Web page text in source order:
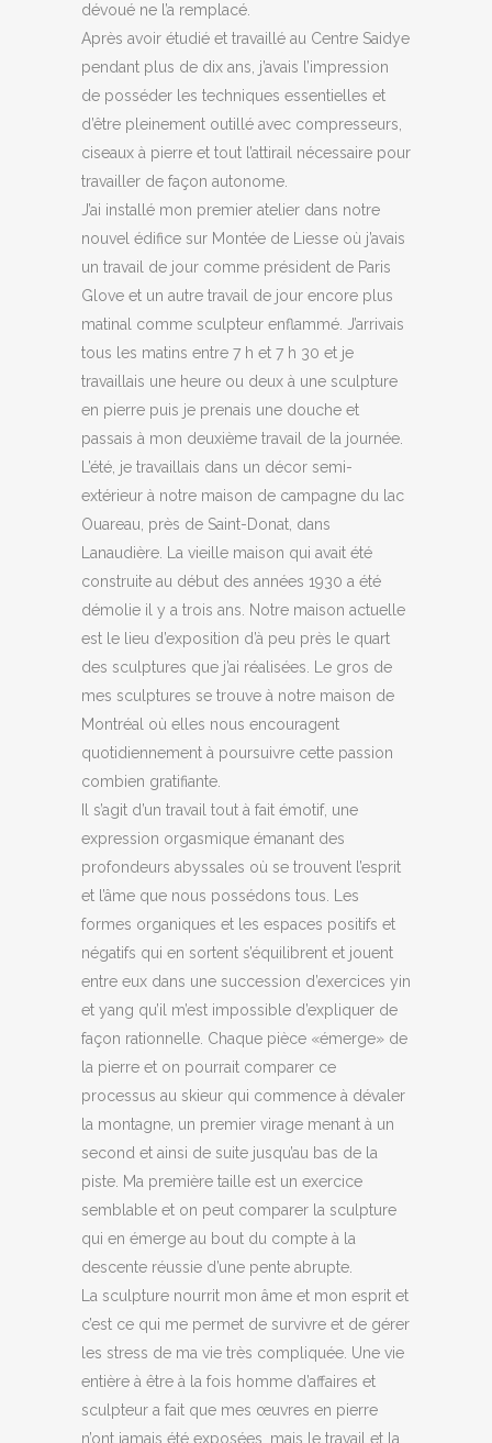
dévoué ne l’a remplacé.
Après avoir étudié et travaillé au Centre Saidye
pendant plus de dix ans, j’avais l’impression
de posséder les techniques essentielles et
d’être pleinement outillé avec compresseurs,
ciseaux à pierre et tout l’attirail nécessaire pour
travailler de façon autonome.
J’ai installé mon premier atelier dans notre
nouvel édifice sur Montée de Liesse où j’avais
un travail de jour comme président de Paris
Glove et un autre travail de jour encore plus
matinal comme sculpteur enflammé. J’arrivais
tous les matins entre 7 h et 7 h 30 et je
travaillais une heure ou deux à une sculpture
en pierre puis je prenais une douche et
passais à mon deuxième travail de la journée.
L’été, je travaillais dans un décor semi-
extérieur à notre maison de campagne du lac
Ouareau, près de Saint-Donat, dans
Lanaudière. La vieille maison qui avait été
construite au début des années 1930 a été
démolie il y a trois ans. Notre maison actuelle
est le lieu d’exposition d’à peu près le quart
des sculptures que j’ai réalisées. Le gros de
mes sculptures se trouve à notre maison de
Montréal où elles nous encouragent
quotidiennement à poursuivre cette passion
combien gratifiante.
Il s’agit d’un travail tout à fait émotif, une
expression orgasmique émanant des
profondeurs abyssales où se trouvent l’esprit
et l’âme que nous possédons tous. Les
formes organiques et les espaces positifs et
négatifs qui en sortent s’équilibrent et jouent
entre eux dans une succession d’exercices yin
et yang qu’il m’est impossible d’expliquer de
façon rationnelle. Chaque pièce «émerge» de
la pierre et on pourrait comparer ce
processus au skieur qui commence à dévaler
la montagne, un premier virage menant à un
second et ainsi de suite jusqu’au bas de la
piste. Ma première taille est un exercice
semblable et on peut comparer la sculpture
qui en émerge au bout du compte à la
descente réussie d’une pente abrupte.
La sculpture nourrit mon âme et mon esprit et
c’est ce qui me permet de survivre et de gérer
les stress de ma vie très compliquée. Une vie
entière à être à la fois homme d’affaires et
sculpteur a fait que mes œuvres en pierre
n’ont jamais été exposées, mais le travail et la